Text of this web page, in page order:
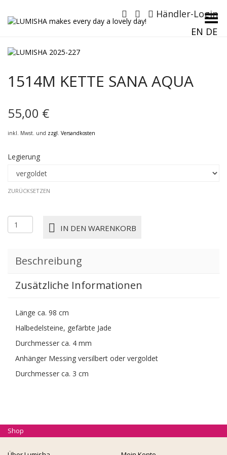
Händler-Login
EN DE
Menü umschalten
1514M KETTE SANA AQUA
55,00 €
inkl. Mwst. und zzgl. Versandkosten
Legierung
ZURÜCKSETZEN
1514M
KETTE
Menge
IN DEN WARENKORB
Beschreibung
Zusätzliche Informationen
Länge ca. 98 cm
Halbedelsteine, gefärbte Jade
Durchmesser ca. 4 mm
Anhänger Messing versilbert oder vergoldet
Durchmesser ca. 3 cm
Shop